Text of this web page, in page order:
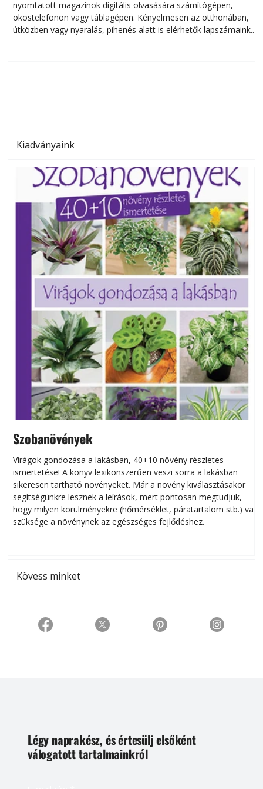
nyomtatott magazinok digitális olvasására számítógépen,
okostelefonon vagy táblagépen. Kényelmesen az otthonában,
útközben vagy nyaralás, pihenés alatt is elérhetők lapszámaink.
Kiadványaink
Szobanövények
Virágok gondozása a lakásban, 40+10 növény részletes
ismertetése! A könyv lexikonszerűen veszi sorra a lakásban
sikeresen tart­ha­tó növényeket. Már a növény kiválasztásakor
segítségünkre lesznek a leírások, mert pontosan megtudjuk,
hogy milyen körülményekre (hőmérséklet, páratartalom stb.) van
szüksége a növénynek az egészséges fejlődéshez.
Kövess minket
Légy naprakész, és értesülj elsőként
válogatott tartalmainkról